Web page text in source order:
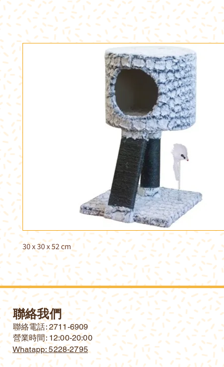
30 x 30 x 52 cm
聯絡我們
​聯絡電話: 2711-6909
營業時間: 12:00-20:00
Whatapp: 5228-2795